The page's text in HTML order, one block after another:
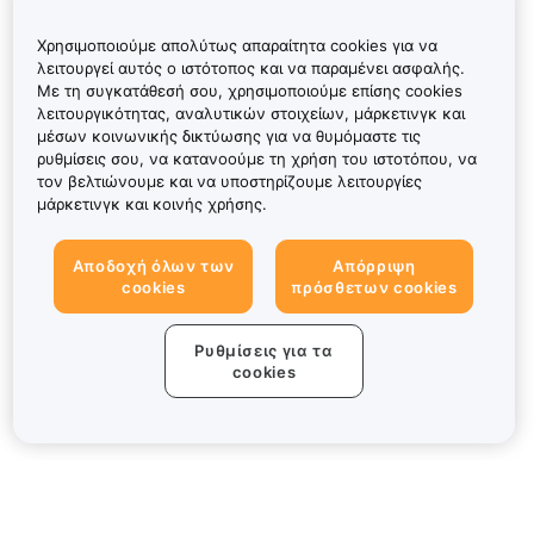
Χρησιμοποιούμε απολύτως απαραίτητα cookies για να
λειτουργεί αυτός ο ιστότοπος και να παραμένει ασφαλής.
Με τη συγκατάθεσή σου, χρησιμοποιούμε επίσης cookies
λειτουργικότητας, αναλυτικών στοιχείων, μάρκετινγκ και
μέσων κοινωνικής δικτύωσης για να θυμόμαστε τις
ρυθμίσεις σου, να κατανοούμε τη χρήση του ιστοτόπου, να
τον βελτιώνουμε και να υποστηρίζουμε λειτουργίες
μάρκετινγκ και κοινής χρήσης.
Αποδοχή όλων των
cookies
Απόρριψη
πρόσθετων cookies
Ρυθμίσεις για τα
cookies